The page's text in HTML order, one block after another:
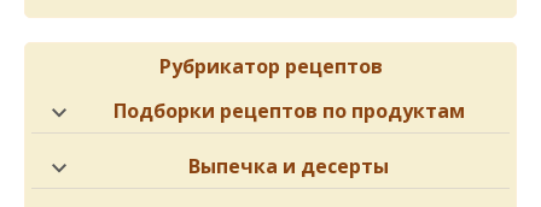
Рубрикатор рецептов
Подборки рецептов по продуктам
Выпечка и десерты